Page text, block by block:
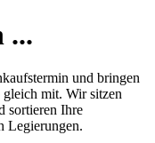
...
und bringen
mit. Wir sitzen
sortieren Ihre
Legierungen.